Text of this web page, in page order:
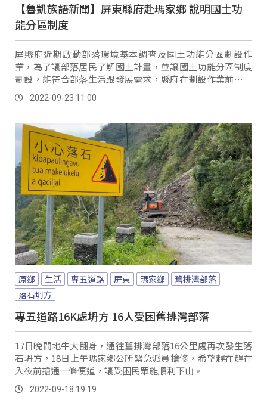
【魯凱族語新聞】屏東縣府赴瑪家鄉 說明國土功
能分區制度
屏縣府近期啟動部落環境基本調查及國土功能分區劃設作
業，為了讓部落居民了解國土計畫，並讓國土功能分區制度
劃設，能符合部落生活跟發展需求，縣府在劃設作業前，安
排巡迴原鄉各部落舉行說明會。
2022-09-23 11:00
原鄉 生活 專五道路 屏東 瑪家鄉
舊排灣部落
落石坍方
專五道路16K處坍方 16人受困舊排灣部落
17日晚間地牛大翻身，通往舊排灣部落16公里處再次發生落
石坍方，18日上午瑪家鄉公所緊急派員搶修，希望趕在趕在
入夜前搶通一條便道，讓受困民眾能順利下山。
2022-09-18 19:19